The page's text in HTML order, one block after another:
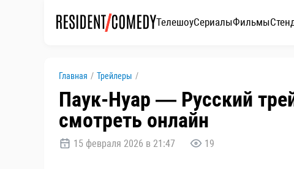
ТелешоуСериалыФильмы
Главная / Трейлеры /
Паук-Нуар — Русский
смотреть онлайн
15 февраля 2026 в 21:47 19